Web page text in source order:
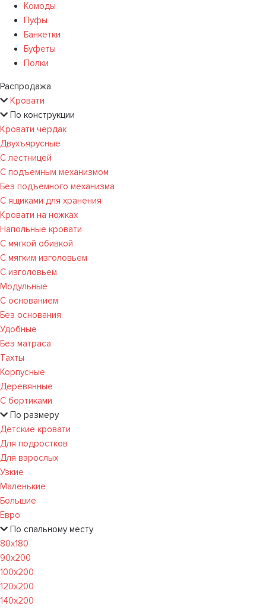
Комоды
Пуфы
Банкетки
Буфеты
Полки
Распродажа
Кровати
По конструкции
Кровати чердак
Двухъярусные
С лестницей
С подъемным механизмом
Без подъемного механизма
С ящиками для хранения
Кровати на ножках
Напольные кровати
С мягкой обивкой
С мягким изголовьем
С изголовьем
Модульные
С основанием
Без основания
Удобные
Без матраса
Тахты
Корпусные
Деревянные
С бортиками
По размеру
Детские кровати
Для подростков
Для взрослых
Узкие
Маленькие
Большие
Евро
По спальному месту
80х180
90х200
100х200
120x200
140х200